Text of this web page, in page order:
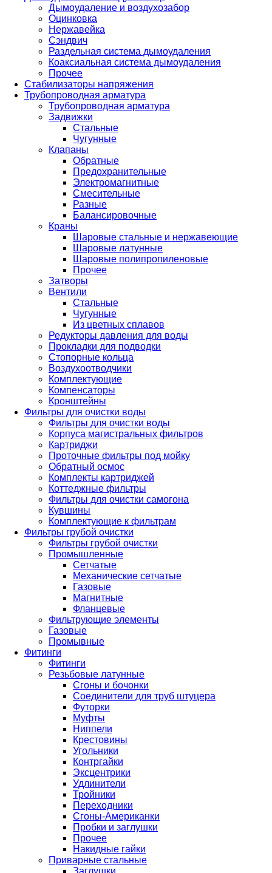
Дымоудаление и воздухозабор
Оцинковка
Нержавейка
Сэндвич
Раздельная система дымоудаления
Коаксиальная система дымоудаления
Прочее
Стабилизаторы напряжения
Трубопроводная арматура
Трубопроводная арматура
Задвижки
Стальные
Чугунные
Клапаны
Обратные
Предохранительные
Электромагнитные
Смесительные
Разные
Балансировочные
Краны
Шаровые стальные и нержавеющие
Шаровые латунные
Шаровые полипропиленовые
Прочее
Затворы
Вентили
Стальные
Чугунные
Из цветных сплавов
Редукторы давления для воды
Прокладки для подводки
Стопорные кольца
Воздухоотводчики
Комплектующие
Компенсаторы
Кронштейны
Фильтры для очистки воды
Фильтры для очистки воды
Корпуса магистральных фильтров
Картриджи
Проточные фильтры под мойку
Обратный осмос
Комплекты картриджей
Коттеджные фильтры
Фильтры для очистки самогона
Кувшины
Комплектующие к фильтрам
Фильтры грубой очистки
Фильтры грубой очистки
Промышленные
Сетчатые
Механические сетчатые
Газовые
Магнитные
Фланцевые
Фильтрующие элементы
Газовые
Промывные
Фитинги
Фитинги
Резьбовые латунные
Сгоны и бочонки
Соединители для труб штуцера
Футорки
Муфты
Ниппели
Крестовины
Угольники
Контргайки
Эксцентрики
Удлинители
Тройники
Переходники
Сгоны-Американки
Пробки и заглушки
Прочее
Накидные гайки
Приварные стальные